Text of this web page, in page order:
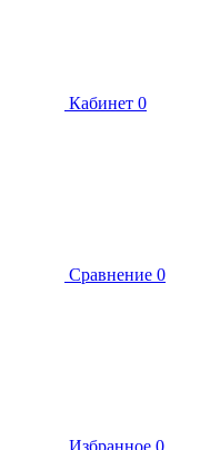
Кабинет 0
Сравнение 0
Избранное 0